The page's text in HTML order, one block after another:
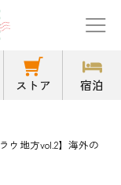
ストア 宿泊
ウ地方vol.2】海外の